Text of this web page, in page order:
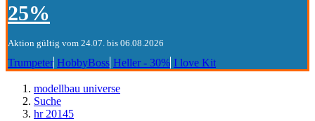
25%
Aktion gültig vom 24.07. bis 06.08.2026
Trumpeter HobbyBoss Heller - 30% I love Kit
modellbau universe
Suche
hr 20145